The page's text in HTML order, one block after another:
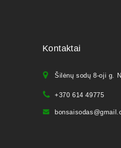
Kontaktai
Šilėnų sodų 8-oji g.
+370 614 49775